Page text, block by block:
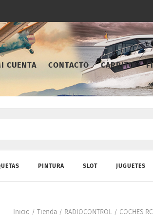
CUENTA CONTACTO CARRITO
PINTURA SLOT JUGUETES
Inicio / Tienda/ RADIOCONTROL/ COCHES RC